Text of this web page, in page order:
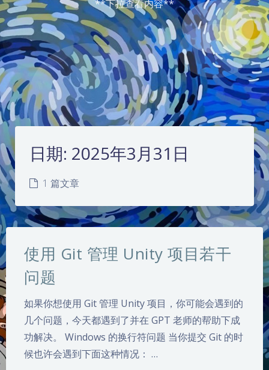
**下拉查看内容**
夜间模式
日期: 2025年3月31日
1 篇文章
使用 Git 管理 Unity 项目若干
问题
如果你想使用 Git 管理 Unity 项目，你可能会遇到的
几个问题，今天都遇到了并在 GPT 老师的帮助下成
功解决。 Windows 的换行符问题 当你提交 Git 的时
候也许会遇到下面这种情况： …